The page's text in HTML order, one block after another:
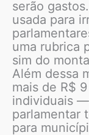
serão
usada para
uma rubrica
sim do
Além dessa
mais de R$
individuais
parlamentar
para